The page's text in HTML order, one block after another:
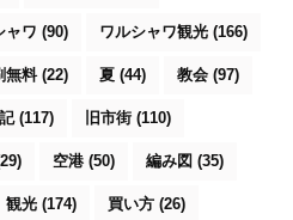
ャワ (90) ワルシャワ観光 (166)
無料(22) 夏 (44) 教会 (97)
(117) 旧市街 (110)
空港 (50) 編み図 (35)
観光 (174) 買い方 (26)